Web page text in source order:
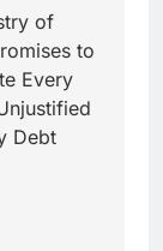
of
to
Every
Debt